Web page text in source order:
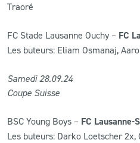
Traoré
FC Stade Lausanne Ouchy – FC
Les buteurs: Eliam Osmanaj,
Samedi 28.09.24
Coupe Suisse
BSC Young Boys – FC Lausanne-
Les buteurs: Darko Loetscher 2x,